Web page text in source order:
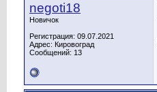
negoti18
Новичок
Регистрация: 09.07.2021
Адрес: Кировоград
Сообщений: 13